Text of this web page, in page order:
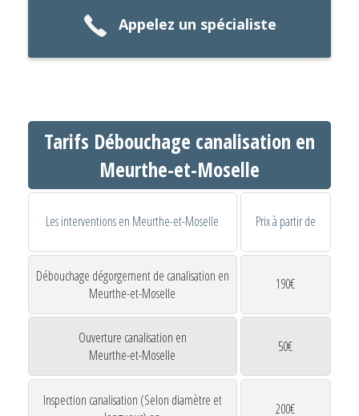
Appelez un spécialiste
Tarifs Débouchage canalisation en
Meurthe-et-Moselle
Les interventions en Meurthe-et-Moselle Prix à partir de
Débouchage dégorgement de canalisation en
Meurthe-et-Moselle
190€
Ouverture canalisation en
Meurthe-et-Moselle
50€
Inspection canalisation (Selon diamètre et
200€